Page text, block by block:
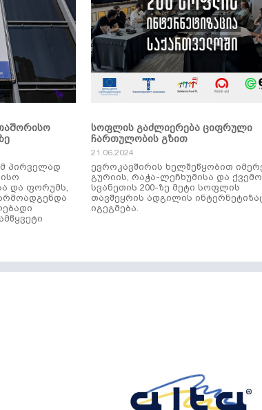
პირველად
და ფორუმს,
სოფლის გაძლიერება ციფრული
ჩართულობის გზით
21.06.2024
ევროკავშირის ხელშეწყობით
გურიის, რაჭა-ლეჩხუმისა და ქვემო
სვანეთის 200-ზე მეტი სოფლის
თავშეყრის ადგილის
იგეგმება.